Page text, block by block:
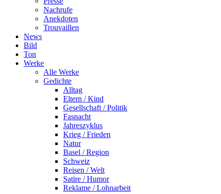
Nachrufe
Anekdoten
Trouvaillen
News
Bild
Ton
Werke
Alle Werke
Gedichte
Alltag
Eltern / Kind
Gesellschaft / Politik
Fasnacht
Jahreszyklus
Krieg / Frieden
Natur
Basel / Region
Schweiz
Reisen / Welt
Satire / Humor
Reklame / Lohnarbeit